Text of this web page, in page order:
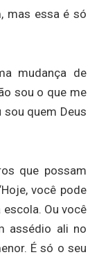
mas essa é só
mudança de
sou o que me
sou quem Deus
que possam
você pode
Ou você
assédio ali no
É só o seu